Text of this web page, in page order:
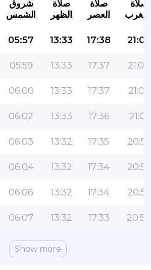
شروق
الشمس
صلاة
الظهر
صلاة
العصر
صلاة
05:57 13:33 17:38 21:05
05:59 13:33 17:37 21:04
06:00 13:33 17:37 21:02
06:02 13:33 17:36 21:01
06:03 13:32 17:35 20:59
06:04 13:32 17:34 20:58
06:06 13:32 17:34 20:56
06:07 13:32 17:33 20:54
Show more